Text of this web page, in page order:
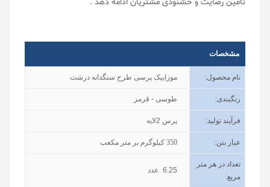
مشخصات
نام محصول: موزاییک پرسی طرح سنگدانه درشت
رنگبندی: طوسی - قرمز
فرآیند تولید: پرس 2لایه
عیار بتن:
350 کیلوگرم بر متر مکعب
تعداد در هر متر
مربع:
6.25 عدد